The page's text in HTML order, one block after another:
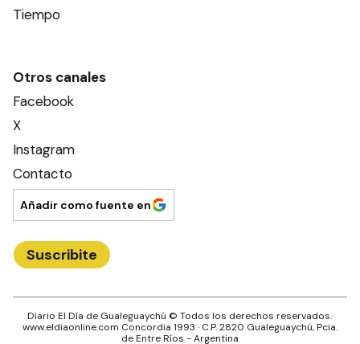
Tiempo
Otros canales
Facebook
X
Instagram
Contacto
Añadir como fuente en
Suscribite
Diario El Día de Gualeguaychú © Todos los derechos reservados.·
www.eldiaonline.com Concordia 1993 · C.P.2820 Gualeguaychú, Pcia.
deEntre Ríos - Argentina